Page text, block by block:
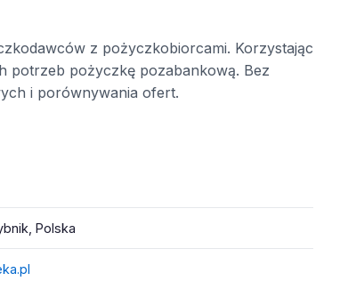
z pożyczkobiorcami. Korzystając
potrzeb pożyczkę pozabankową. Bez
i porównywania ofert.
Polska